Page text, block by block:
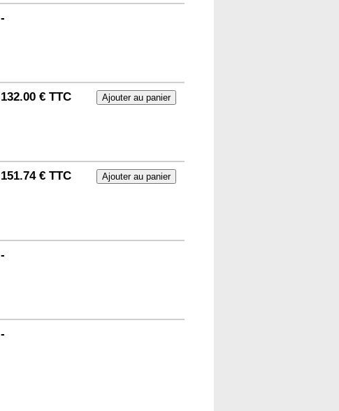
-
132.00 € TTC
151.74 € TTC
-
-